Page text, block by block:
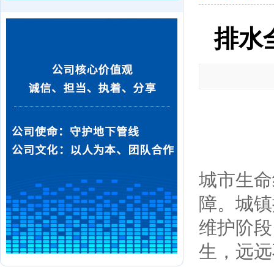
排水
城市生
障。城
维护阶
生，远